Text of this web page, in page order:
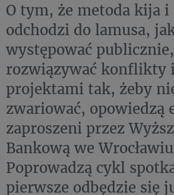
O tym, że metoda kija
odchodzi do lamusa,
występować publicznie,
rozwiązywać konflikty
projektami tak, żeby
zwariować, opowiedzą
zaproszeni przez
Bankową we
Poprowadzą cykl
pierwsze odbędzie się